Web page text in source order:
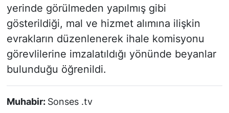
yerinde görülmeden yapılmış gibi
gösterildiği, mal ve hizmet alımına ilişkin
evrakların düzenlenerek ihale komisyonu
görevlilerine imzalatıldığı yönünde beyanlar
bulunduğu öğrenildi.
Muhabir: Sonses .tv